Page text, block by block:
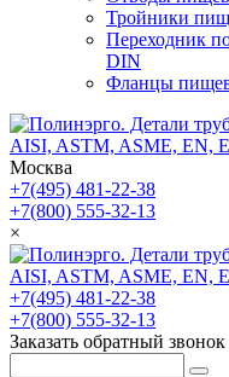
Тройники
Переходник
DIN
Фланцы
Москва
+7(495) 481-22-38
+7(800) 555-32-13
×
+7(495) 481-22-38
+7(800) 555-32-13
Заказать обратный звонок